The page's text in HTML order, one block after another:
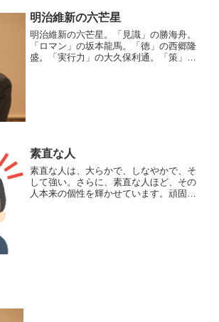
明治維新の六芒星
明治維新の六芒星。「見識」の勝海舟。
「ロマン」の坂本龍馬。「徳」の西郷隆
盛。「実行力」の大久保利通。「策」の
素直な人
素直な人は、大らかで、しなやかで、そ
して強い。さらに、素直な人ほど、その
人本来の個性を輝かせています。頑固な